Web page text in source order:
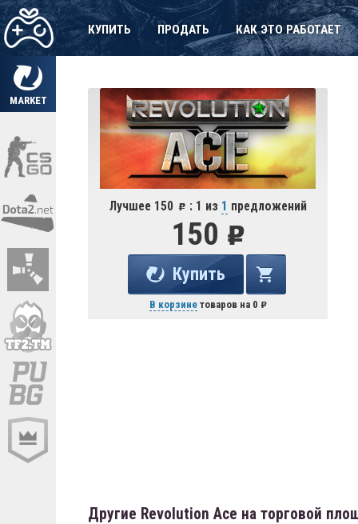
MARKET
КУПИТЬ ПРОДАТЬ КАК ЭТО РАБОТАЕТ
Лучшее 150 : 1 из 1 предложений
150
Купить
В корзинетоваров на 0
Другие Revolution Ace на торговой